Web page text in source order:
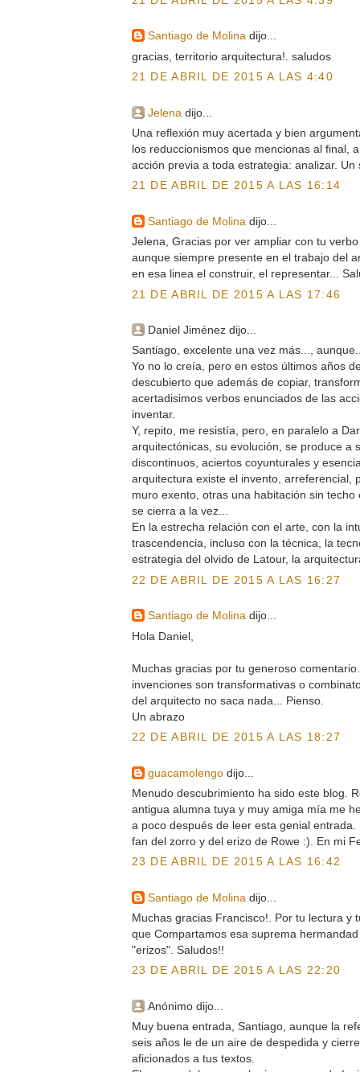
Santiago de Molinadijo...
gracias, territorio arquitectura!. saludos
21 DE ABRIL DE 2015 A LAS 4:40
Jelena dijo...
Una reflexión muy acertada y bien
los reduccionismos que mencionas al final,
acción previa a toda estrategia: analizar. Un
21 DE ABRIL DE 2015 A LAS 16:14
Santiago de Molina dijo...
Jelena, Gracias por ver ampliar con tu
aunque siempre presente en el trabajo del
en esa linea el construir, el representar...
21 DE ABRIL DE 2015 A LAS 17:46
Daniel Jiménez dijo...
Santiago, excelente una vez más...,
Yo no lo creía, pero en estos últimos años
descubierto que además de copiar,
acertadisimos verbos enunciados de las
inventar.
Y, repito, me resistía, pero, en paralelo a
arquitectónicas, su evolución, se produce a
discontinuos, aciertos coyunturales y
arquitectura existe el invento, arreferencial,
muro exento, otras una habitación sin
se cierra a la vez...
En la estrecha relación con el arte, con la
trascendencia, incluso con la técnica, la
estrategia del olvido de Latour, la
22 DE ABRIL DE 2015 A LAS 16:27
Santiago de Molinadijo...
Hola Daniel,
Muchas gracias por tu generoso
invenciones son transformativas o
del arquitecto no saca nada... Pienso.
Un abrazo
22 DE ABRIL DE 2015 A LAS 18:27
guacamolengodijo...
Menudo descubrimiento ha sido este blog.
antigua alumna tuya y muy amiga mía me
a poco después de leer esta genial
fan del zorro y del erizo de Rowe :). En mi
23 DE ABRIL DE 2015 A LAS 16:42
Santiago de Molina dijo...
Muchas gracias Francisco!. Por tu lectura y
que Compartamos esa suprema
"erizos". Saludos!!
23 DE ABRIL DE 2015 A LAS 22:20
Anónimo dijo...
Muy buena entrada, Santiago, aunque la
seis años le de un aire de despedida y
aficionados a tus textos.